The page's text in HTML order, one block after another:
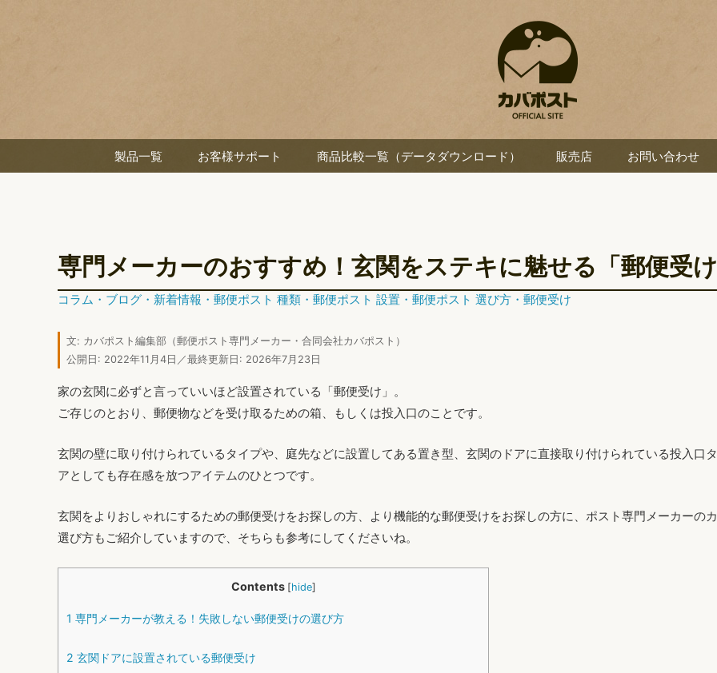
製品一覧 お客様サポート 商品比較一覧（データダウンロード） 販売店 お問い合わせ
専門メーカーのおすすめ！玄関をステキに魅せる「郵便受
コラム ・ ブログ ・ 新着情報 ・ 郵便ポスト 種類 ・ 郵便ポスト 設置 ・ 郵便ポスト 選び方 ・ 郵便受け
文: カバポスト編集部（郵便ポスト専門メーカー・合同会社カバポスト）
公開日: 2022年11月4日／最終更新日: 2026年7月23日
家の玄関に必ずと言っていいほど設置されている「郵便受け」。
ご存じのとおり、郵便物などを受け取るための箱、もしくは投入口のことです。
玄関の壁に取り付けられているタイプや、庭先などに設置してある置き型、玄関のドアに直接取り付けられている投入口
アとしても存在感を放つアイテムのひとつです。
玄関をよりおしゃれにするための郵便受けをお探しの方、より機能的な郵便受けをお探しの方に、ポスト専門メーカーの
選び方もご紹介していますので、そちらも参考にしてくださいね。
Contents [hide]
1 専門メーカーが教える！失敗しない郵便受けの選び方
2 玄関ドアに設置されている郵便受け